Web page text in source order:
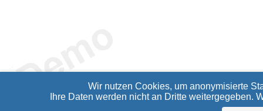
Wir nutzen Cookies, um anonymisierte
Ihre Daten werden nicht an Dritte weitergegeben.